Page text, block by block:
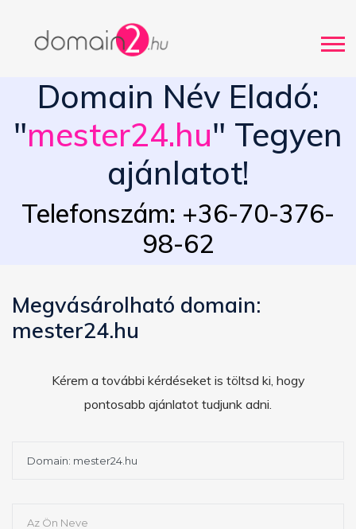
Domain Név Eladó:
"mester24.hu" Tegyen
ajánlatot!
Telefonszám: +36-70-376-
98-62
Megvásárolható domain:
mester24.hu
Kérem a további kérdéseket is töltsd ki, hogy
pontosabb ajánlatot tudjunk adni.